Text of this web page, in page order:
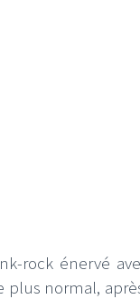
rock énervé
plus normal,